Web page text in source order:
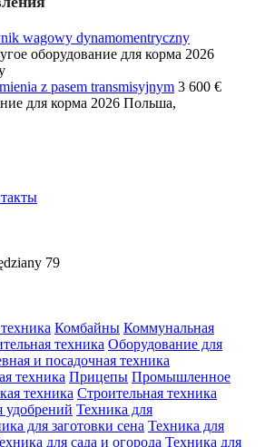
wagowy dynamomentryczny
оборудование для корма 2026
z pasem transmisyjnym 3 600 €
для корма 2026 Польша,
79
Комбайны Коммунальная
техника Оборудование для
и посадочная техника
техника Прицепы Промышленное
техника Строительная техника
удобрений Техника для
для заготовки сена Техника для
для сада и огорода Техника для